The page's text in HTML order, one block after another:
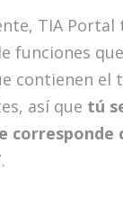
TIA
funciones
contienen el
así que tú
.